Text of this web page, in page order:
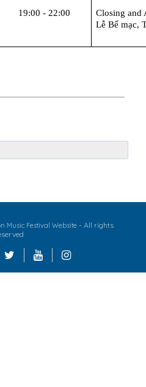
19:00- 22:00
Closing and
Lễ Bế mạc,
Music Festival Website - All rights